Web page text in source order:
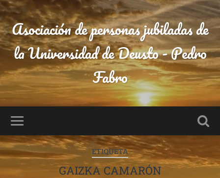
Asociación de personas jubiladas de
la Universidad de Deusto - Pedro
Fabro
ETIQUETA
GAIZKA CAMARÓN